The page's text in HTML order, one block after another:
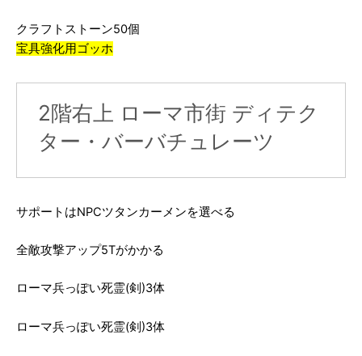
クラフトストーン50個
宝具強化用ゴッホ
2階右上 ローマ市街 ディテク
ター・バーバチュレーツ
サポートはNPCツタンカーメンを選べる
全敵攻撃アップ5Tがかかる
ローマ兵っぽい死霊(剣)3体
ローマ兵っぽい死霊(剣)3体